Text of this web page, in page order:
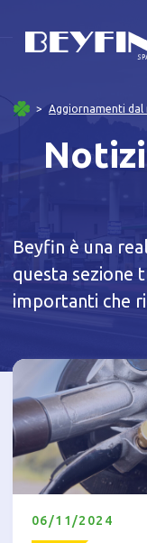
Aggiornamenti dal
Beyfin è una
questa sezione
importanti che
06/11/2024